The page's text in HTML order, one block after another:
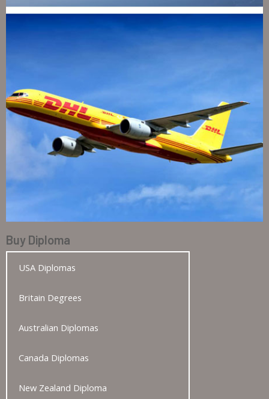
Buy Diploma
USA Diplomas
Britain Degrees
Australian Diplomas
Canada Diplomas
New Zealand Diploma